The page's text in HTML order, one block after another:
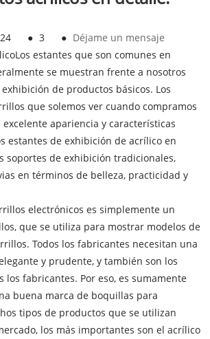
● 3 ● Déjame un mensaje
Los estantes que son comunes en
se muestran frente a nosotros
de productos básicos. Los
que solemos ver cuando compramos
excelente apariencia y características
estantes de exhibición de acrílico en
soportes de exhibición tradicionales,
en términos de belleza, practicidad y
electrónicos es simplemente un
que se utiliza para mostrar modelos de
Todos los fabricantes necesitan una
y prudente, y también son los
los fabricantes. Por eso, es sumamente
buena marca de boquillas para
tipos de productos que se utilizan
los más importantes son el acrílico